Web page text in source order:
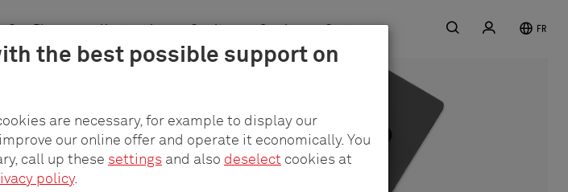
the best possible support on
are necessary, for example to display our
our online offer and operate it economically. You
call up these settings and also deselect cookies at
policy.
pCon.Planner L'entreprise Carrière Service Contact RechercheS'inscrire
FR